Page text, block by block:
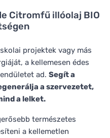
Citromfű illóolaj BIO
projektek vagy más
a kellemesen édes
ad. Segít a
a szervezetet,
a lelket.
természetes
a kellemetlen